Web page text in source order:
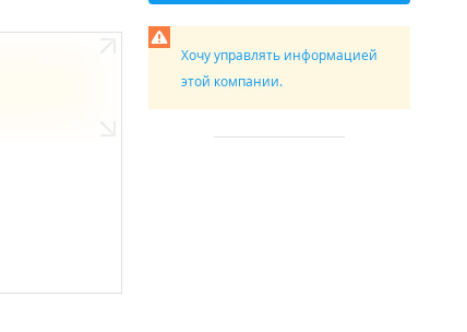
Хочу управлять информацией
этой компании.